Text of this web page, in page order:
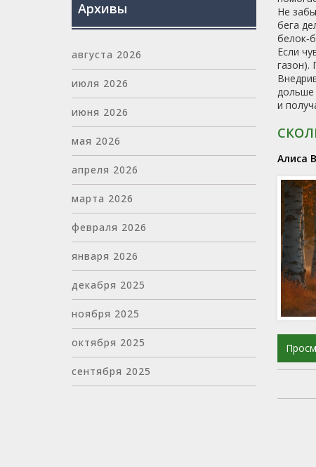
Не
бега
Если
газон).
дольше
и
Алиса
Архивы
августа 2026
июля 2026
июня 2026
мая 2026
апреля 2026
марта 2026
февраля 2026
января 2026
декабря 2025
ноября 2025
октября 2025
сентября 2025